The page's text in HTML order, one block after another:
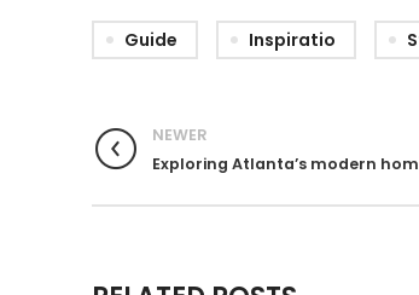
Guide Inspiratio
NEWER
Exploring Atlanta’s modern